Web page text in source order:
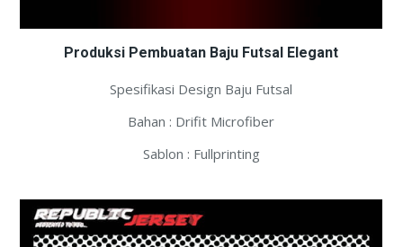
Produksi Pembuatan Baju Futsal Elegant
Spesifikasi Design Baju Futsal
Bahan : Drifit Microfiber
Sablon : Fullprinting